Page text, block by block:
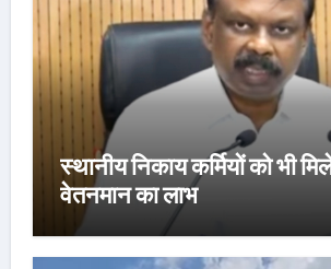
स्थानीय निकाय कर्मियों को भी
वेतनमान का लाभ